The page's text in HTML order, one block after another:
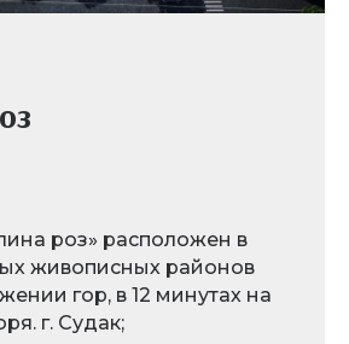
роз» расположен в
живописных районов
гор, в 12 минутах на
г. Судак;